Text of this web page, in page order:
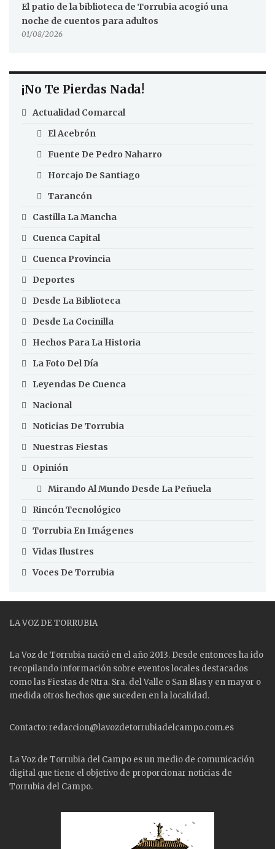
El patio de la biblioteca de Torrubia acogió una
noche de cuentos para adultos
01/08/2026
¡No Te Pierdas Nada!
Actualidad Comarcal
El Acebrón
Fuente De Pedro Naharro
Horcajo De Santiago
Tarancón
Castilla La Mancha
Cuenca Capital
Cuenca Provincia
Deportes
Desde La Biblioteca
Desde La Cocinilla
Hechos Para La Historia
La Foto Del Día
Leyendas De Cuenca
Nacional
Noticias De Torrubia
Nuestras Fiestas
Opinión
Mirando Al Mundo Desde La Peñuela
Rincón Tecnológico
Torrubia En Imágenes
Vidas Ilustres
Voces De Torrubia
LA VOZ DE TORRUBIA
La Voz de Torrubia nació en el año 2013. Desde entonces ha ido
recopilando información sobre eventos locales destacados
como las Fiestas de Ntra. Sra. del Valle o San Blas y en mayor o
medida otros hechos que suceden en la localidad.
Contacto: redaccion@lavozdetorrubiadelcampo.com.es
La Voz de Torrubia del Campo es un medio de comunicación
digital que tiene el objetivo de proporcionar noticias de
Torrubia del Campo.